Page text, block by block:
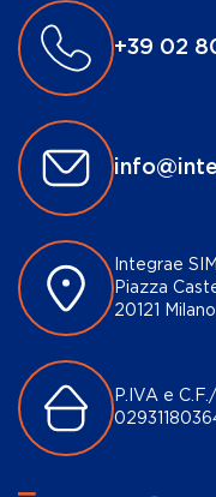
+39 02
Integrae
Piazza
20121 Milano
P.IVA e C.F./